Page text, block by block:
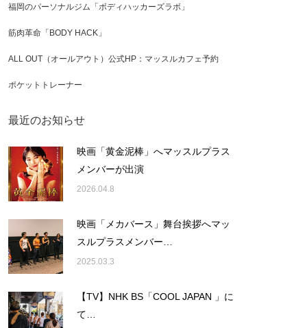
福岡のパーソナルジム「ボディハッカーズラボ」
筋肉革命「BODY HACK」
ALL OUT（オールアウト）公式HP：マッスルカフェ予約
ポケットトレーナー
最近のお知らせ
映画「黄金泥棒」へマッスルプラス
メンバーが出演
2026.04.8
映画「メカバース」舞台挨拶へマッ
スルプラスメンバー…
2025.03.3
【TV】NHK BS「COOL JAPAN 」に
て…